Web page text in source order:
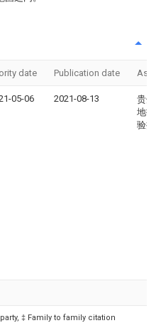
date Publication date
05-06 2021-08-13
贵州
地技
验推
‡ Family to family citation